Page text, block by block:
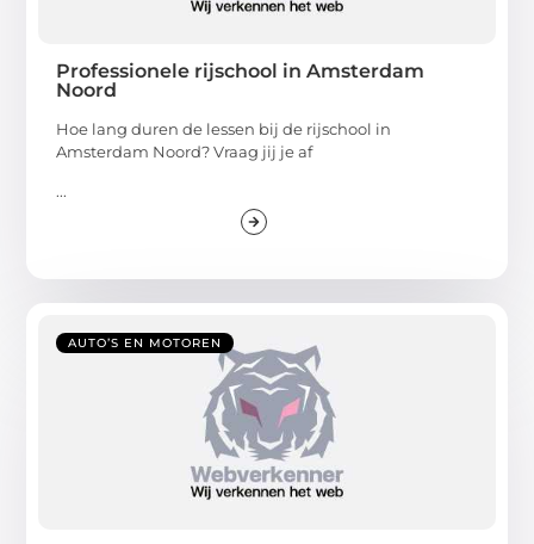
Professionele rijschool in Amsterdam
Noord
Hoe lang duren de lessen bij de rijschool in
Amsterdam Noord? Vraag jij je af
...
AUTO’S EN MOTOREN